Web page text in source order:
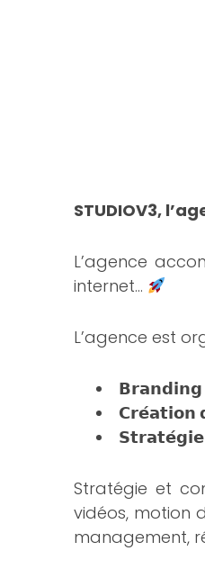
STUDIOV3,
L’agence
internet…
L’agence est
𝗕𝗿𝗮𝗻𝗱𝗶𝗻𝗴
Stratégie et
vidéos, motion
management,